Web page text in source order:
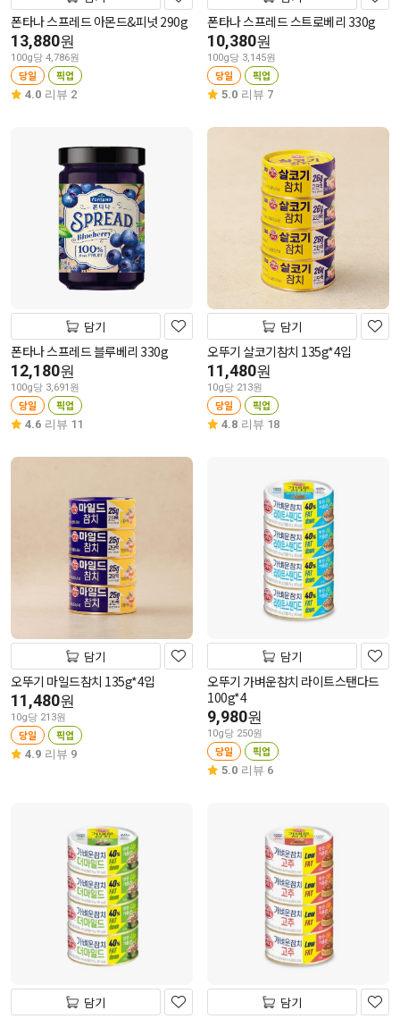
폰타나 스프레드 아몬드&피넛 290g
13,880원
100g당 4,786원
당일 픽업
4.0 리뷰 2
폰타나 스프레드 스트로베리 330g
10,380원
100g당 3,145원
당일 픽업
5.0 리뷰 7
담기
폰타나 스프레드 블루베리 330g
12,180원
100g당 3,691원
당일 픽업
4.6 리뷰 11
담기
오뚜기 살코기참치 135g*4입
11,480원
10g당 213원
당일 픽업
4.8 리뷰 18
담기
오뚜기 마일드참치 135g*4입
11,480원
10g당 213원
당일 픽업
4.9 리뷰 9
담기
오뚜기 가벼운참치 라이트스탠다드
100g*4
9,980원
10g당 250원
당일 픽업
5.0 리뷰 6
담기 담기